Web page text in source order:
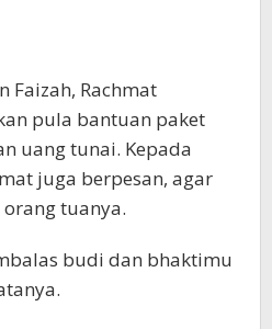
Faizah, Rachmat
pula bantuan paket
uang tunai. Kepada
juga berpesan, agar
tuanya.
budi dan bhaktimu